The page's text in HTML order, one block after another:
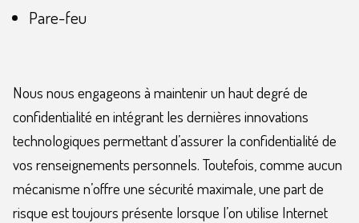
Pare-feu
Nous nous engageons à maintenir un haut degré de
confidentialité en intégrant les dernières innovations
technologiques permettant d’assurer la confidentialité de
vos renseignements personnels. Toutefois, comme aucun
mécanisme n’offre une sécurité maximale, une part de
risque est toujours présente lorsque l’on utilise Internet